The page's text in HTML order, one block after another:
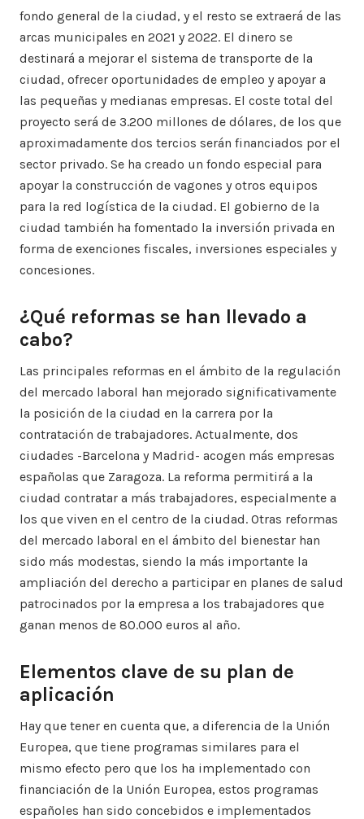
fondo general de la ciudad, y el resto se extraerá de las
arcas municipales en 2021 y 2022. El dinero se
destinará a mejorar el sistema de transporte de la
ciudad, ofrecer oportunidades de empleo y apoyar a
las pequeñas y medianas empresas. El coste total del
proyecto será de 3.200 millones de dólares, de los que
aproximadamente dos tercios serán financiados por el
sector privado. Se ha creado un fondo especial para
apoyar la construcción de vagones y otros equipos
para la red logística de la ciudad. El gobierno de la
ciudad también ha fomentado la inversión privada en
forma de exenciones fiscales, inversiones especiales y
concesiones.
¿Qué reformas se han llevado a
cabo?
Las principales reformas en el ámbito de la regulación
del mercado laboral han mejorado significativamente
la posición de la ciudad en la carrera por la
contratación de trabajadores. Actualmente, dos
ciudades -Barcelona y Madrid- acogen más empresas
españolas que Zaragoza. La reforma permitirá a la
ciudad contratar a más trabajadores, especialmente a
los que viven en el centro de la ciudad. Otras reformas
del mercado laboral en el ámbito del bienestar han
sido más modestas, siendo la más importante la
ampliación del derecho a participar en planes de salud
patrocinados por la empresa a los trabajadores que
ganan menos de 80.000 euros al año.
Elementos clave de su plan de
aplicación
Hay que tener en cuenta que, a diferencia de la Unión
Europea, que tiene programas similares para el
mismo efecto pero que los ha implementado con
financiación de la Unión Europea, estos programas
españoles han sido concebidos e implementados